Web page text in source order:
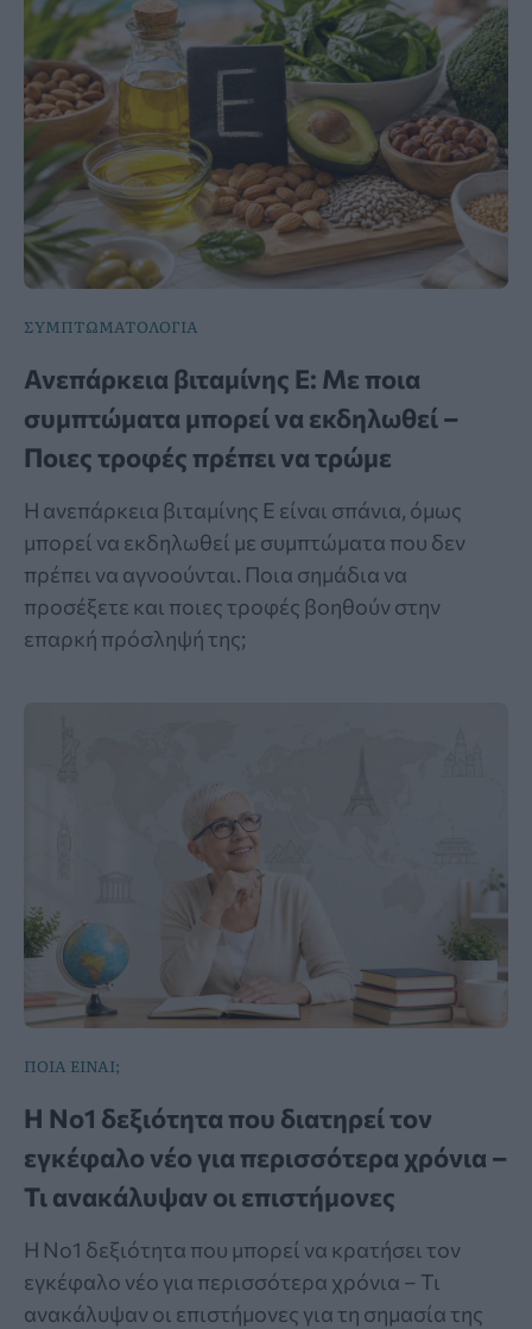
ΣΥΜΠΤΩΜΑΤΟΛΟΓΙΑ
Ανεπάρκεια βιταμίνης Ε: Με ποια
συμπτώματα μπορεί να εκδηλωθεί –
Ποιες τροφές πρέπει να τρώμε
Η ανεπάρκεια βιταμίνης Ε είναι σπάνια, όμως
μπορεί να εκδηλωθεί με συμπτώματα που δεν
πρέπει να αγνοούνται. Ποια σημάδια να
προσέξετε και ποιες τροφές βοηθούν στην
επαρκή πρόσληψή της;
ΠΟΙΑ ΕΙΝΑΙ;
Η Νο1 δεξιότητα που διατηρεί τον
εγκέφαλο νέο για περισσότερα χρόνια –
Τι ανακάλυψαν οι επιστήμονες
Η Νο1 δεξιότητα που μπορεί να κρατήσει τον
εγκέφαλο νέο για περισσότερα χρόνια – Τι
ανακάλυψαν οι επιστήμονες για τη σημασία της